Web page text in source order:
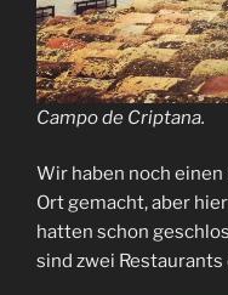
Campo de Criptana.
Wir haben noch
Ort gemacht, aber
hatten schon
sind zwei